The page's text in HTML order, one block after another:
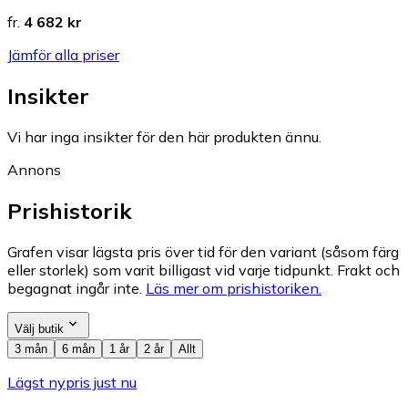
fr. 4 682 kr
Jämför alla priser
Insikter
Vi har inga insikter för den här produkten ännu.
Annons
Prishistorik
Grafen visar lägsta pris över tid för den variant (såsom färg
eller storlek) som varit billigast vid varje tidpunkt. Frakt och
begagnat ingår inte. Läs mer om prishistoriken.
Välj butik
3 mån
6 mån 1 år 2 år Allt
Lägst nypris just nu